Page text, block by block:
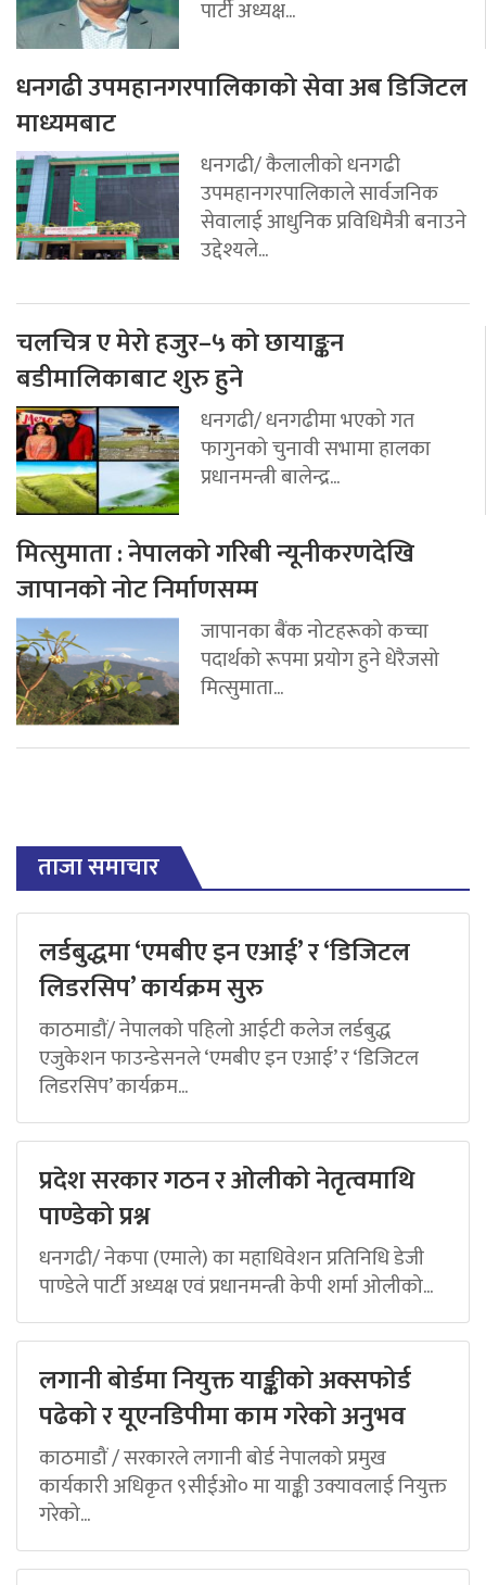
पार्टी अध्यक्ष...
धनगढी उपमहानगरपालिकाको सेवा अब डिजिटल
माध्यमबाट
धनगढी/ कैलालीको धनगढी
उपमहानगरपालिकाले सार्वजनिक
सेवालाई आधुनिक प्रविधिमैत्री बनाउने
उद्देश्यले...
चलचित्र ए मेरो हजुर–५ को छायाङ्कन
बडीमालिकाबाट शुरु हुने
धनगढी/ धनगढीमा भएको गत
फागुनको चुनावी सभामा हालका
प्रधानमन्त्री बालेन्द्र...
मित्सुमाता : नेपालको गरिबी न्यूनीकरणदेखि
जापानको नोट निर्माणसम्म
जापानका बैंक नोटहरूको कच्चा
पदार्थको रूपमा प्रयोग हुने धेरैजसो
मित्सुमाता...
ताजा समाचार
लर्डबुद्धमा ‘एमबीए इन एआई’ र ‘डिजिटल
लिडरसिप’ कार्यक्रम सुरु
काठमाडौं/ नेपालको पहिलो आईटी कलेज लर्डबुद्ध
एजुकेशन फाउन्डेसनले ‘एमबीए इन एआई’ र ‘डिजिटल
लिडरसिप’ कार्यक्रम...
प्रदेश सरकार गठन र ओलीको नेतृत्वमाथि
पाण्डेको प्रश्न
धनगढी/ नेकपा (एमाले) का महाधिवेशन प्रतिनिधि डेजी
पाण्डेले पार्टी अध्यक्ष एवं प्रधानमन्त्री केपी शर्मा ओलीको...
लगानी बोर्डमा नियुक्त याङ्कीको अक्सफोर्ड
पढेको र यूएनडिपीमा काम गरेको अनुभव
काठमाडौं / सरकारले लगानी बोर्ड नेपालको प्रमुख
कार्यकारी अधिकृत ९सीईओ० मा याङ्की उक्यावलाई नियुक्त
गरेको...